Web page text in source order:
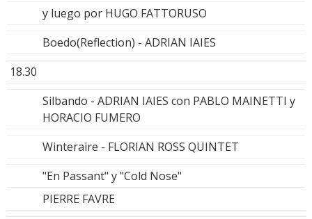
y luego por HUGO FATTORUSO
Boedo(Reflection) - ADRIAN IAIES
18.30
Silbando - ADRIAN IAIES con PABLO MAINETTI y
HORACIO FUMERO
Winteraire - FLORIAN ROSS QUINTET
"En Passant" y "Cold Nose"
PIERRE FAVRE